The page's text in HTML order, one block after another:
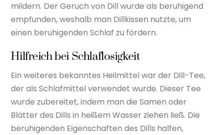
mildern. Der Geruch von Dill wurde als beruhigend
empfunden, weshalb man Dillkissen nutzte, um
einen beruhigenden Schlaf zu fördern.
Hilfreich bei Schlaflosigkeit
Ein weiteres bekanntes Heilmittel war der Dill-Tee,
der als Schlafmittel verwendet wurde. Dieser Tee
wurde zubereitet, indem man die Samen oder
Blätter des Dills in heißem Wasser ziehen ließ. Die
beruhigenden Eigenschaften des Dills halfen,